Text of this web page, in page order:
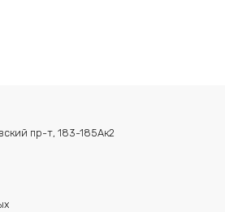
пр-т, 183-185Ак2